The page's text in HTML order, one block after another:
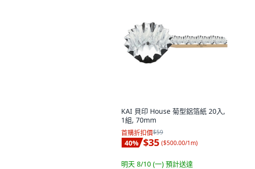
KAI 貝印 House 菊型鋁箔紙 20入,
1組, 70mm
首購折扣價$59
40% $35 ($500.00/1m)
明天 8/10 (一) 預計送達